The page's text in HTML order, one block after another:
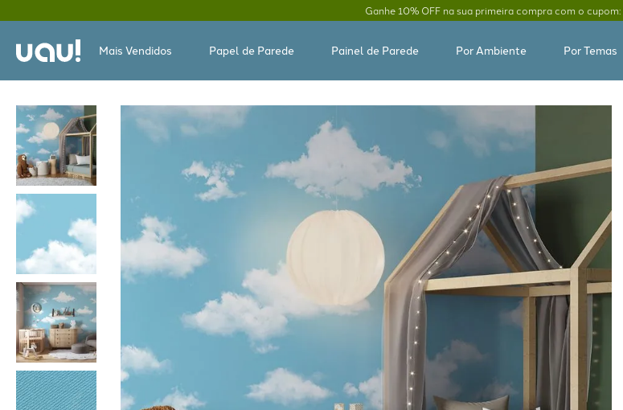
Ganhe 10% OFF na sua primeira compra com o cupom:
Mais Vendidos Papel de Parede Painel de Parede Por Ambiente Por Temas